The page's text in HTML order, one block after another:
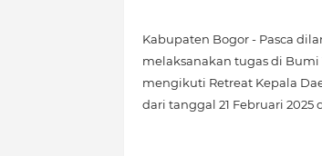
Kabupaten Bogor - Pasca
melaksanakan tugas di Bumi
mengikuti Retreat Kepala
dari tanggal 21 Februari 2025